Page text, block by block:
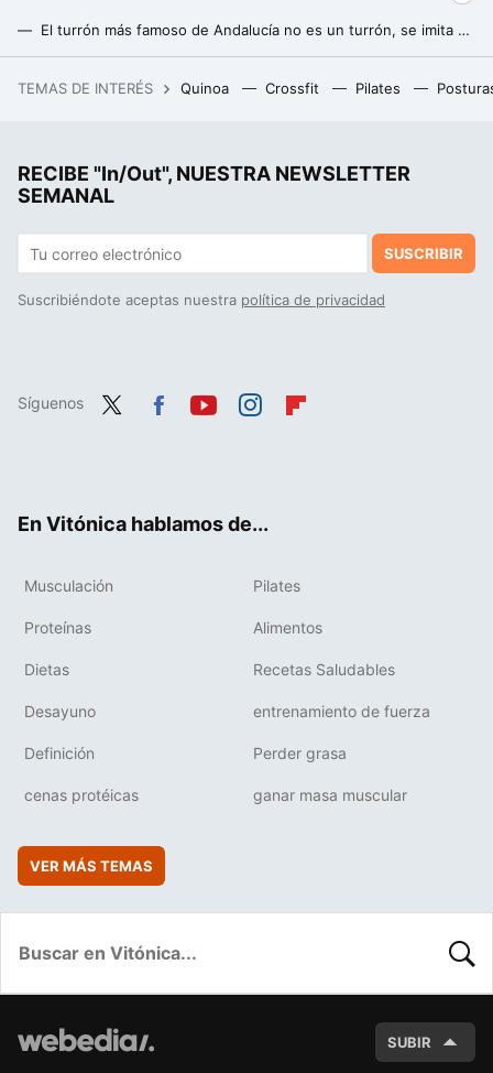
El turrón más famoso de Andalucía no es un turrón, se imita en toda España y su origen es un misterio: así es el pan de Cádiz
TEMAS DE INTERÉS Quinoa Crossfit Pilates
RECIBE "In/Out", NUESTRA NEWSLETTER
SEMANAL
SUSCRIBIR
Suscribiéndote aceptas nuestra política de privacidad
Síguenos
En Vitónica hablamos de...
Musculación Pilates
Proteínas Alimentos
Dietas Recetas Saludables
Desayuno entrenamiento de fuerza
Definición Perder grasa
cenas protéicas ganar masa muscular
VER MÁS TEMAS
SUBIR